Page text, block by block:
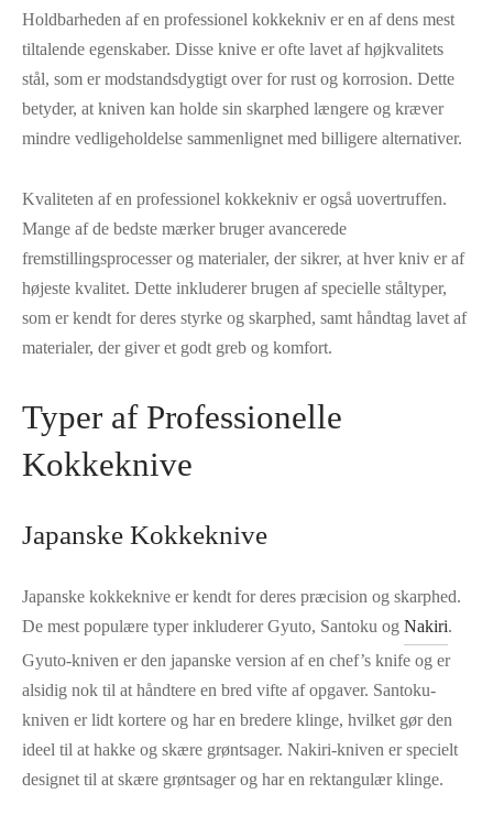
Holdbarheden af en professionel kokkekniv er en af dens mest
tiltalende egenskaber. Disse knive er ofte lavet af højkvalitets
stål, som er modstandsdygtigt over for rust og korrosion. Dette
betyder, at kniven kan holde sin skarphed længere og kræver
mindre vedligeholdelse sammenlignet med billigere alternativer.
Kvaliteten af en professionel kokkekniv er også uovertruffen.
Mange af de bedste mærker bruger avancerede
fremstillingsprocesser og materialer, der sikrer, at hver kniv er af
højeste kvalitet. Dette inkluderer brugen af specielle ståltyper,
som er kendt for deres styrke og skarphed, samt håndtag lavet af
materialer, der giver et godt greb og komfort.
Typer af Professionelle
Kokkeknive
Japanske Kokkeknive
Japanske kokkeknive er kendt for deres præcision og skarphed.
De mest populære typer inkluderer Gyuto, Santoku og Nakiri.
Gyuto-kniven er den japanske version af en chef’s knife og er
alsidig nok til at håndtere en bred vifte af opgaver. Santoku-
kniven er lidt kortere og har en bredere klinge, hvilket gør den
ideel til at hakke og skære grøntsager. Nakiri-kniven er specielt
designet til at skære grøntsager og har en rektangulær klinge.